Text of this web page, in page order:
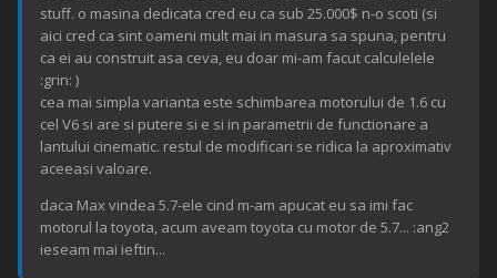
stuff. o masina dedicata cred eu ca sub 25.000$ n-o scoti (si
aici cred ca sint oameni mult mai in masura sa spuna, pentru
ca ei au construit asa ceva, eu doar mi-am facut calculelele
:grin: )
cea mai simpla varianta este schimbarea motorului de 1.6 cu
cel V6 si are si putere si e si in parametrii de functionare a
lantului cinematic. restul de modificari se ridica la aproximativ
aceeasi valoare.
daca Max vindea 5.7-ele cind m-am apucat eu sa imi fac
motorul la toyota, acum aveam toyota cu motor de 5.7... :ang2
ieseam mai ieftin...